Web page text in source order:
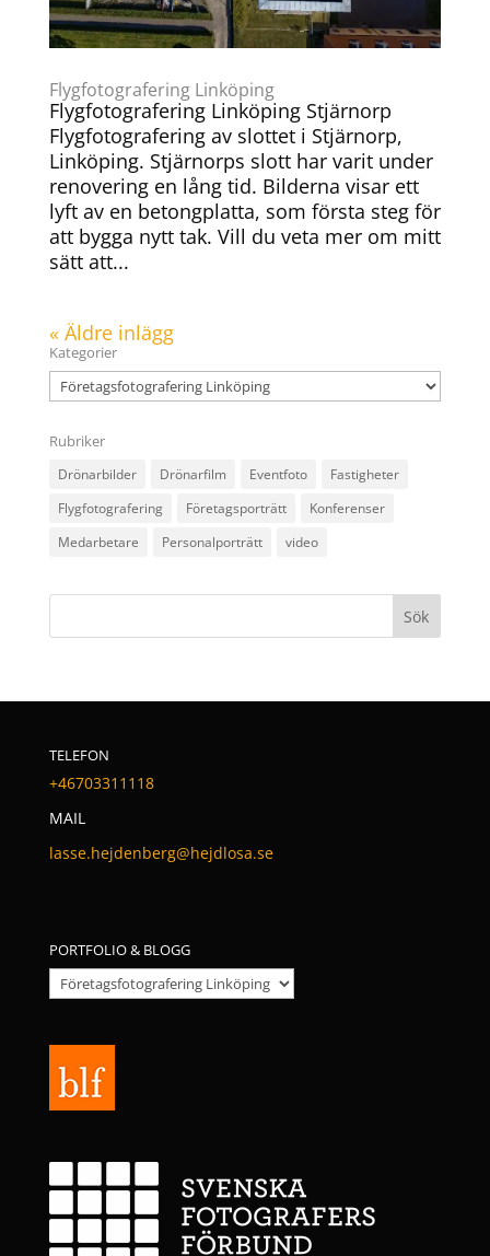
Flygfotografering Linköping
Flygfotografering Linköping Stjärnorp
Flygfotografering av slottet i Stjärnorp,
Linköping. Stjärnorps slott har varit under
renovering en lång tid. Bilderna visar ett
lyft av en betongplatta, som första steg för
att bygga nytt tak. Vill du veta mer om mitt
sätt att...
« Äldre inlägg
Kategorier
Kategorier
Rubriker
Drönarbilder Drönarfilm Eventfoto
Fastigheter
Flygfotografering
Företagsporträtt
Konferenser
Medarbetare
Personalporträtt video
TELEFON
+46703311118
MAIL
lasse.hejdenberg@hejdlosa.se
PORTFOLIO & BLOGG
Portfolio
&